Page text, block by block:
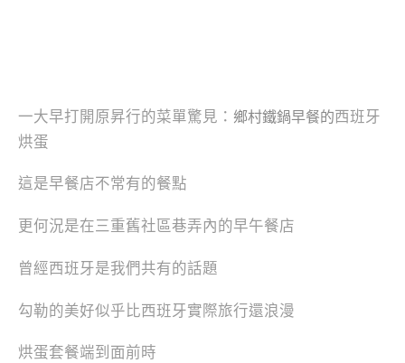
一大早打開原昇行的菜單驚見： 鄉村鐵鍋早餐的西班牙
烘蛋
這是早餐店不常有的餐點
更何況是在三重舊社區巷弄內的早午餐店
曾經西班牙是我們共有的話題
勾勒的美好似乎比西班牙實際旅行還浪漫
烘蛋套餐端到面前時